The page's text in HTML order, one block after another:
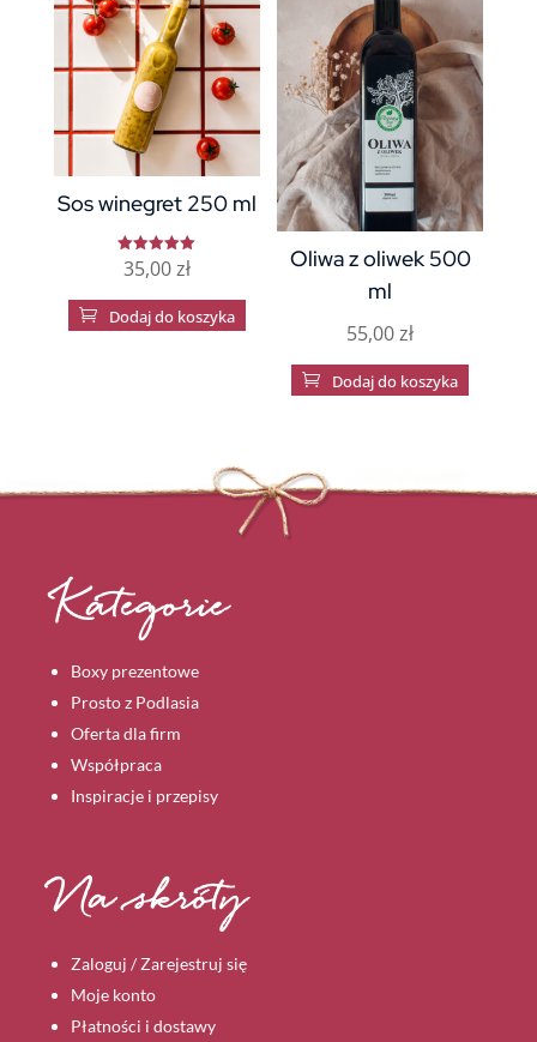
Sos winegret 250 ml
Oceniono
5.00
35,00zł
 Dodaj do koszyka
Oliwa z oliwek 500
ml
55,00zł
 Dodaj do koszyka
Kategorie
Boxy prezentowe
Prosto z Podlasia
Oferta dla firm
Współpraca
Inspiracje i przepisy
Na skróty
Zaloguj / Zarejestruj się
Moje konto
Płatności i dostawy